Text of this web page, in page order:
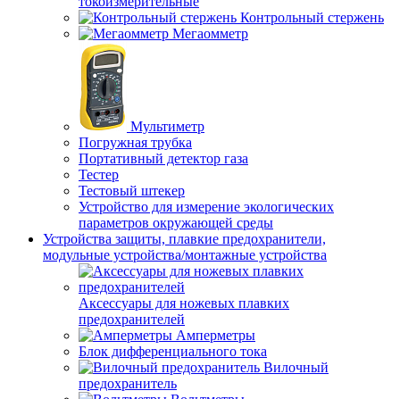
Контрольный стержень
Мегаомметр
Мультиметр
Погружная трубка
Портативный детектор газа
Тестер
Тестовый штекер
Устройство для измерение экологических
параметров окружающей среды
Устройства защиты, плавкие предохранители,
модульные устройства/монтажные устройства
Аксессуары для ножевых плавких
предохранителей
Амперметры
Блок дифференциального тока
Вилочный
предохранитель